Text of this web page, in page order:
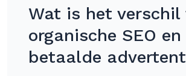
Wat is het verschil
organische SEO en
betaalde